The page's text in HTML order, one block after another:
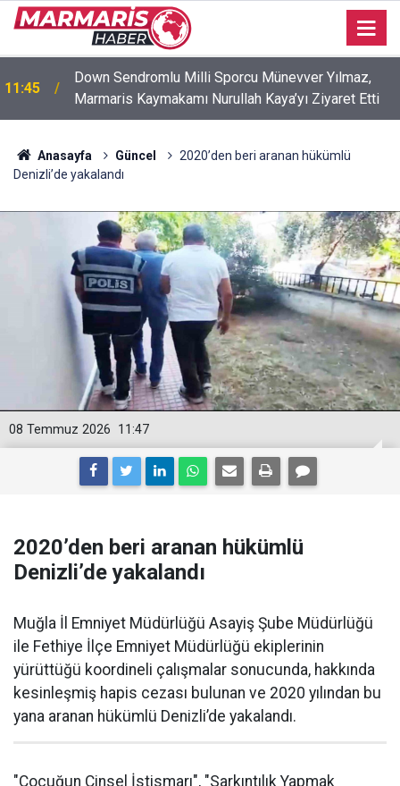
11:45
Down Sendromlu Milli Sporcu Münevver Yılmaz,
Marmaris Kaymakamı Nurullah Kaya’yı Ziyaret Etti
Anasayfa Güncel
2020’den beri aranan hükümlü
Denizli’de yakalandı
11:47
08 Temmuz 2026
2020’den beri aranan hükümlü
Denizli’de yakalandı
Muğla İl Emniyet Müdürlüğü Asayiş Şube Müdürlüğü
ile Fethiye İlçe Emniyet Müdürlüğü ekiplerinin
yürüttüğü koordineli çalışmalar sonucunda, hakkında
kesinleşmiş hapis cezası bulunan ve 2020 yılından bu
yana aranan hükümlü Denizli’de yakalandı.
"Çocuğun Cinsel İstismarı", "Sarkıntılık Yapmak